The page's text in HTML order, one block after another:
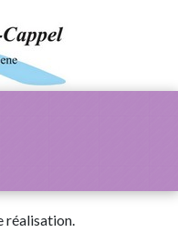
réalisation.